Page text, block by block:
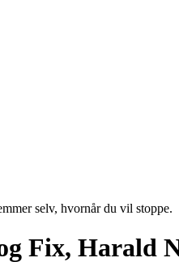
selv, hvornår du vil stoppe.
Fix, Harald